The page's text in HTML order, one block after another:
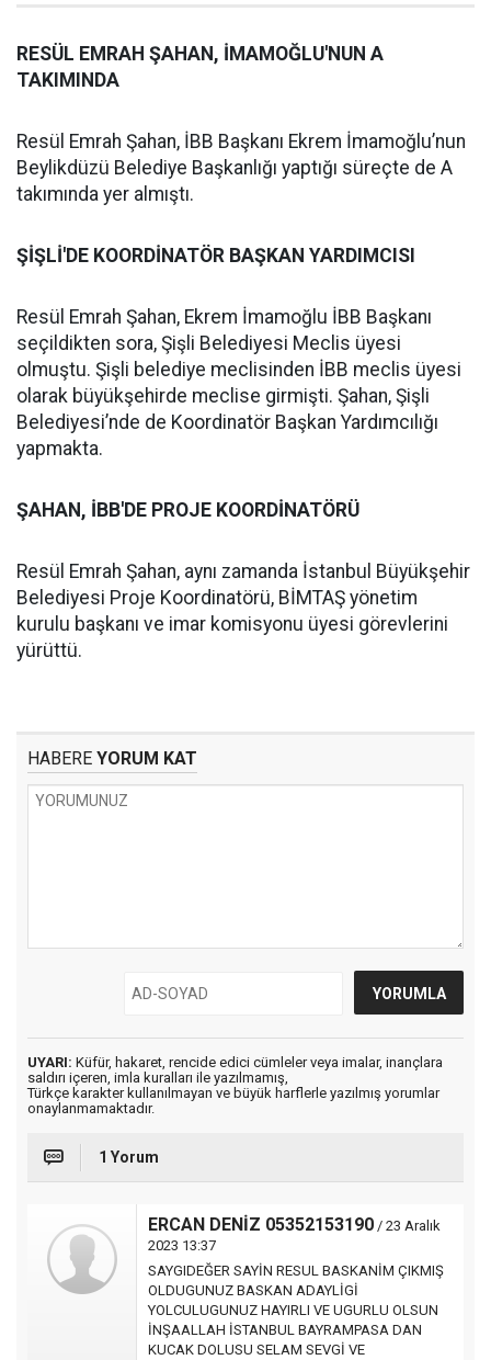
RESÜL EMRAH ŞAHAN, İMAMOĞLU'NUN A
TAKIMINDA
Resül Emrah Şahan, İBB Başkanı Ekrem İmamoğlu’nun
Beylikdüzü Belediye Başkanlığı yaptığı süreçte de A
takımında yer almıştı.
ŞİŞLİ'DE KOORDİNATÖR BAŞKAN YARDIMCISI
Resül Emrah Şahan, Ekrem İmamoğlu İBB Başkanı
seçildikten sora, Şişli Belediyesi Meclis üyesi
olmuştu. Şişli belediye meclisinden İBB meclis üyesi
olarak büyükşehirde meclise girmişti. Şahan, Şişli
Belediyesi’nde de Koordinatör Başkan Yardımcılığı
yapmakta.
ŞAHAN, İBB'DE PROJE KOORDİNATÖRÜ
Resül Emrah Şahan, aynı zamanda İstanbul Büyükşehir
Belediyesi Proje Koordinatörü, BİMTAŞ yönetim
kurulu başkanı ve imar komisyonu üyesi görevlerini
yürüttü.
HABERE YORUM KAT
UYARI: Küfür, hakaret, rencide edici cümleler veya imalar, inançlara
saldırı içeren, imla kuralları ile yazılmamış,
Türkçe karakter kullanılmayan ve büyük harflerle yazılmış yorumlar
onaylanmamaktadır.
1 Yorum
ERCAN DENİZ 05352153190 / 23 Aralık
2023 13:37
SAYGIDEĞER SAYİN RESUL BASKANİM ÇIKMIŞ
OLDUGUNUZ BASKAN ADAYLİGİ
YOLCULUGUNUZ HAYIRLI VE UGURLU OLSUN
İNŞAALLAH İSTANBUL BAYRAMPASA DAN
KUCAK DOLUSU SELAM SEVGİ VE